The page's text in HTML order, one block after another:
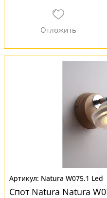
Natura W075.1 Led
Спот Natura Natura